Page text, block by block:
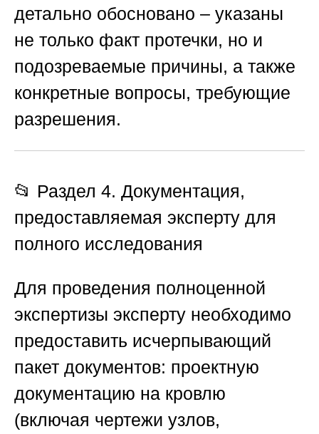
детально обосновано – указаны
не только факт протечки, но и
подозреваемые причины, а также
конкретные вопросы, требующие
разрешения.
📂 Раздел 4. Документация,
предоставляемая эксперту для
полного исследования
Для проведения полноценной
экспертизы эксперту необходимо
предоставить исчерпывающий
пакет документов: проектную
документацию на кровлю
(включая чертежи узлов,